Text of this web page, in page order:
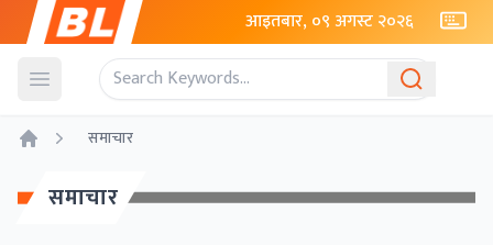
आइतबार, ०९ अगस्ट २०२६
Open menu
समाचार
समाचार